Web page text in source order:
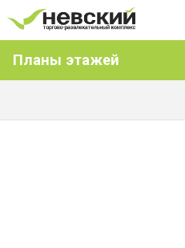
Планы этажей